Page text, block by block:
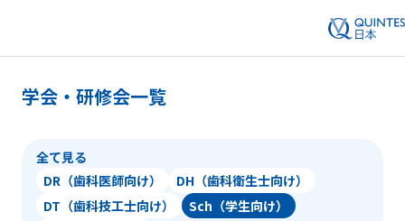
学会・研修会一覧
全て見る
DR（歯科医師向け）
DH（歯科衛生士向け）
DT（歯科技工士向け）
Sch（学生向け）